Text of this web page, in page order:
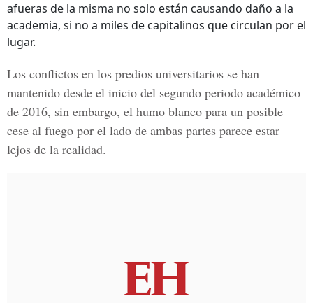
afueras de la misma no solo están causando daño a la
academia, si no a miles de capitalinos que circulan por el
lugar.
Los conflictos en los predios universitarios se han
mantenido desde el inicio del segundo periodo académico
de 2016, sin embargo, el humo blanco para un posible
cese al fuego por el lado de ambas partes parece estar
lejos de la realidad.